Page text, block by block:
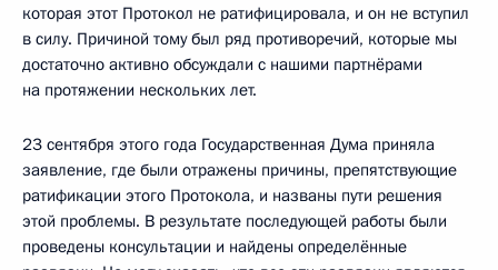
которая этот Протокол не ратифицировала, и он не вступил
в силу. Причиной тому был ряд противоречий, которые мы
достаточно активно обсуждали с нашими партнёрами
на протяжении нескольких лет.
23 сентября этого года Государственная Дума приняла
заявление, где были отражены причины, препятствующие
ратификации этого Протокола, и названы пути решения
этой проблемы. В результате последующей работы были
проведены консультации и найдены определённые